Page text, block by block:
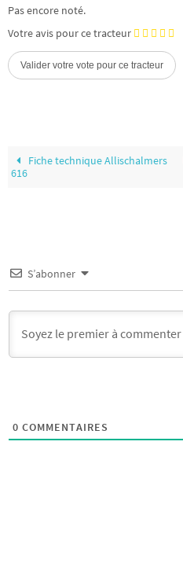
Pas encore noté.
Votre avis pour ce tracteur
Fiche technique Allischalmers
616
S’abonner
0 COMMENTAIRES